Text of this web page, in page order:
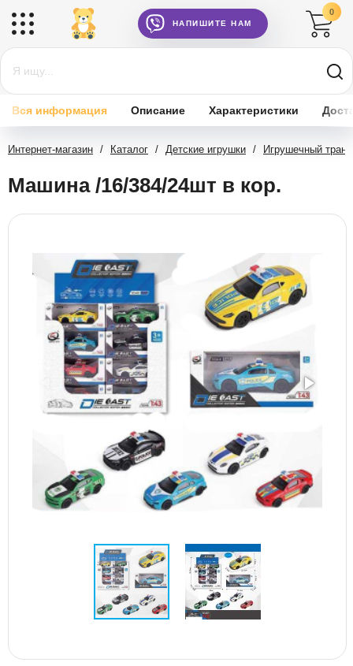
НАПИШИТЕ НАМ
0
Вся информация Описание Характеристики
Интернет-магазин / Каталог / Детские игрушки / Игрушечный
Машина /16/384/24шт в кор.